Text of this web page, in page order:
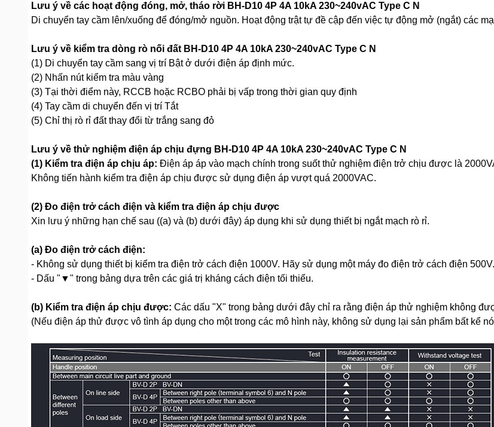
Lưu ý về các hoạt động đóng, mở, tháo rời BH-D10 4P 4A 10kA 230~240vAC Type C N
Di chuyển tay cầm lên/xuống để đóng/mở nguồn. Hoạt động trật tự đề cập đến việc tự động mở (ngắt) các
Lưu ý về kiểm tra dòng rò nối đất BH-D10 4P 4A 10kA 230~240vAC Type C N
(1) Di chuyển tay cầm sang vị trí Bật ở dưới điện áp định mức.
(2) Nhấn nút kiểm tra màu vàng
(3) Tại thời điểm này, RCCB hoặc RCBO phải bị vấp trong thời gian quy định
(4) Tay cầm di chuyển đến vị trí Tắt
(5) Chỉ thị rò rỉ đất thay đổi từ trắng sang đỏ
Lưu ý về thử nghiệm điện áp chịu đựng BH-D10 4P 4A 10kA 230~240vAC Type C N
(1) Kiểm tra điện áp chịu áp: Điện áp áp vào mạch chính trong suốt thử nghiệm điện trở chịu được là
Không tiến hành kiểm tra điện áp chịu được sử dụng điện áp vượt quá 2000VAC.
(2) Đo điện trở cách điện và kiểm tra điện áp chịu được
Xin lưu ý những hạn chế sau ((a) và (b) dưới đây) áp dụng khi sử dụng thiết bị ngắt mạch rò rỉ.
(a) Đo điện trở cách điện:
- Không sử dụng thiết bị kiểm tra điện trở cách điện 1000V. Hãy sử dụng một máy đo điện trở cách điện 500V.
- Dấu "▼" trong bảng dựa trên các giá trị kháng cách điện tối thiểu.
(b) Kiểm tra điện áp chịu được: Các dấu "X" trong bảng dưới đây chỉ ra rằng điện áp thử nghiệm không
(Nếu điện áp thử được vô tình áp dụng cho một trong các mô hình này, không sử dụng lại sản phẩm bất kể